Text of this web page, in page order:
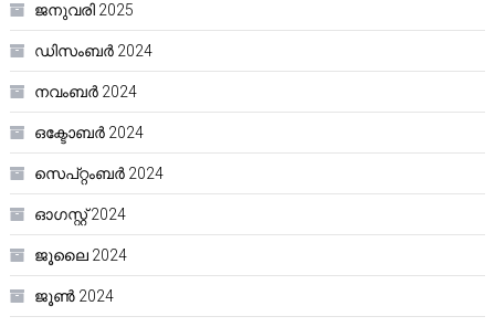
ജനുവരി 2025
ഡിസംബർ 2024
നവംബർ 2024
ഒക്ടോബർ 2024
സെപ്റ്റംബർ 2024
ഓഗസ്റ്റ്‌ 2024
ജൂലൈ 2024
ജൂൺ 2024